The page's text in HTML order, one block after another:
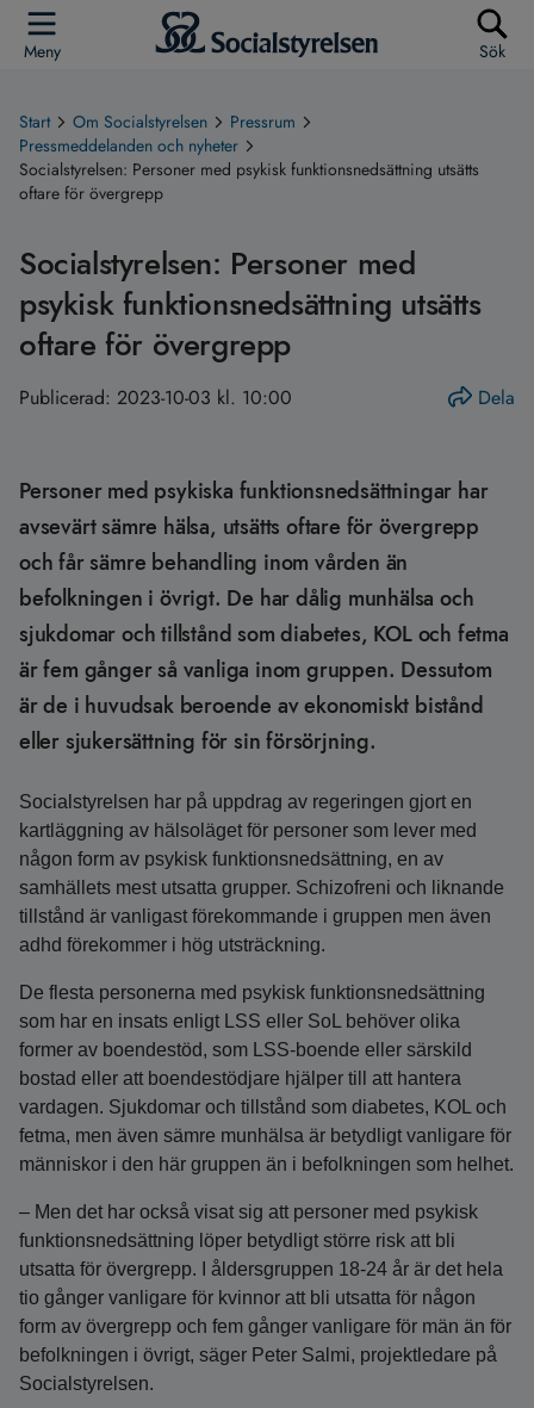
Meny Sök
Start Om Socialstyrelsen
Pressrum
Pressmeddelanden och nyheter
Socialstyrelsen: Personer med psykisk funktionsnedsättning utsätts
oftare för övergrepp
Socialstyrelsen: Personer med
psykisk funktionsnedsättning utsätts
oftare för övergrepp
Publicerad: 2023-10-03 kl. 10:00 Dela
Personer med psykiska funktionsnedsättningar har
avsevärt sämre hälsa, utsätts oftare för övergrepp
och får sämre behandling inom vården än
befolkningen i övrigt. De har dålig munhälsa och
sjukdomar och tillstånd som diabetes, KOL och fetma
är fem gånger så vanliga inom gruppen. Dessutom
är de i huvudsak beroende av ekonomiskt bistånd
eller sjukersättning för sin försörjning.
Socialstyrelsen har på uppdrag av regeringen gjort en
kartläggning av hälsoläget för personer som lever med
någon form av psykisk funktionsnedsättning, en av
samhällets mest utsatta grupper. Schizofreni och liknande
tillstånd är vanligast förekommande i gruppen men även
adhd förekommer i hög utsträckning.
De flesta personerna med psykisk funktionsnedsättning
som har en insats enligt LSS eller SoL behöver olika
former av boendestöd, som LSS-boende eller särskild
bostad eller att boendestödjare hjälper till att hantera
vardagen. Sjukdomar och tillstånd som diabetes, KOL och
fetma, men även sämre munhälsa är betydligt vanligare för
människor i den här gruppen än i befolkningen som helhet.
– Men det har också visat sig att personer med psykisk
funktionsnedsättning löper betydligt större risk att bli
utsatta för övergrepp. I åldersgruppen 18-24 år är det hela
tio gånger vanligare för kvinnor att bli utsatta för någon
form av övergrepp och fem gånger vanligare för män än för
befolkningen i övrigt, säger Peter Salmi, projektledare på
Socialstyrelsen.